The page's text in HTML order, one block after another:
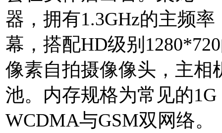
器，拥有1.3GHz的主频
幕，搭配HD级别
像素自拍摄像像头，主相
池。内存规格为常见的
WCDMA与GSM双网络。